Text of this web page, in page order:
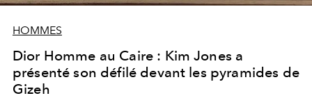
HOMMES
Dior Homme au Caire : Kim Jones a
présenté son défilé devant les pyramides de
Gizeh